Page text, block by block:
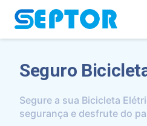
Simulador
Seguro
Segure a sua Bicicleta
segurança e desfrute do